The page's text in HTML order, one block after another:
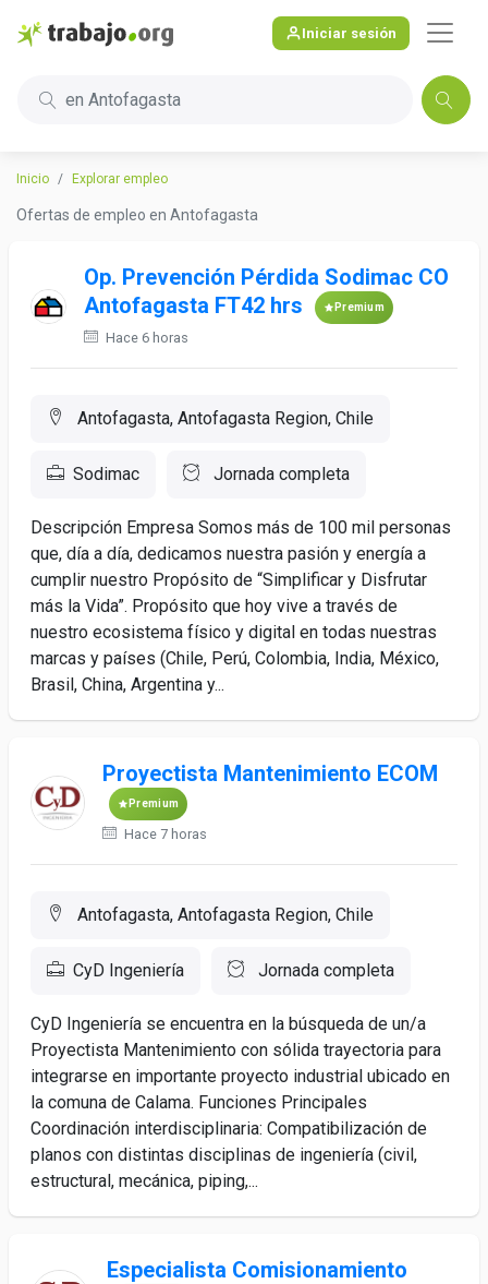
Iniciar sesión
en Antofagasta
Inicio Explorar empleo
Ofertas de empleo en Antofagasta
Op. Prevención Pérdida Sodimac CO
Antofagasta FT42 hrs
Premium
Hace 6 horas
Antofagasta, Antofagasta Region, Chile
Sodimac Jornada completa
Descripción Empresa Somos más de 100 mil personas
que, día a día, dedicamos nuestra pasión y energía a
cumplir nuestro Propósito de “Simplificar y Disfrutar
más la Vida”. Propósito que hoy vive a través de
nuestro ecosistema físico y digital en todas nuestras
marcas y países (Chile, Perú, Colombia, India, México,
Brasil, China, Argentina y...
Proyectista Mantenimiento ECOM
Premium
Hace 7 horas
Antofagasta, Antofagasta Region, Chile
CyD Ingeniería Jornada completa
CyD Ingeniería se encuentra en la búsqueda de un/a
Proyectista Mantenimiento con sólida trayectoria para
integrarse en importante proyecto industrial ubicado en
la comuna de Calama. Funciones Principales
Coordinación interdisciplinaria: Compatibilización de
planos con distintas disciplinas de ingeniería (civil,
estructural, mecánica, piping,...
Especialista Comisionamiento